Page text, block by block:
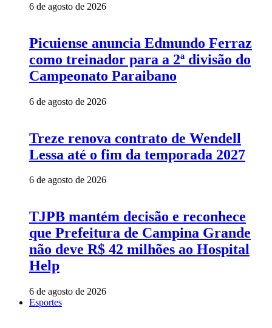
6 de agosto de 2026
Picuiense anuncia Edmundo Ferraz
como treinador para a 2ª divisão do
Campeonato Paraibano
6 de agosto de 2026
Treze renova contrato de Wendell
Lessa até o fim da temporada 2027
6 de agosto de 2026
TJPB mantém decisão e reconhece
que Prefeitura de Campina Grande
não deve R$ 42 milhões ao Hospital
Help
6 de agosto de 2026
Esportes